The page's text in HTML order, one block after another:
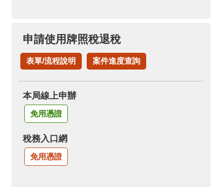
申請使用牌照稅退稅
表單/流程說明 案件進度查詢
本局線上申辦
免用憑證
稅務入口網
免用憑證